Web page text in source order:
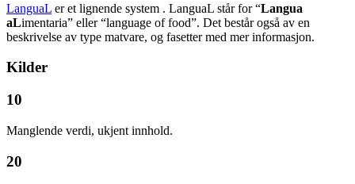
LanguaL er et lignende system . LanguaL står for “Langua
aLimentaria” eller “language of food”. Det består også av en
beskrivelse av type matvare, og fasetter med mer informasjon.
Kilder
10
Manglende verdi, ukjent innhold.
20